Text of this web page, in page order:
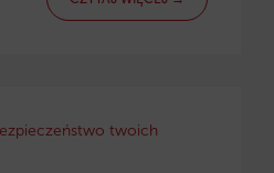
twoich